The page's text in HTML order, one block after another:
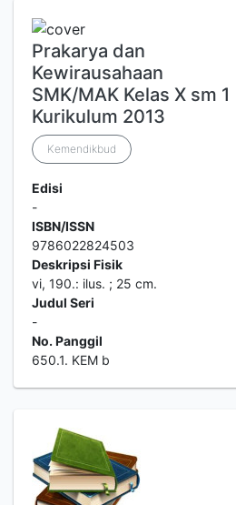
Prakarya dan
Kewirausahaan
SMK/MAK Kelas X sm 1
Kurikulum 2013
Kemendikbud
Edisi
-
ISBN/ISSN
9786022824503
Deskripsi Fisik
vi, 190.: ilus. ; 25 cm.
Judul Seri
-
No. Panggil
650.1. KEM b